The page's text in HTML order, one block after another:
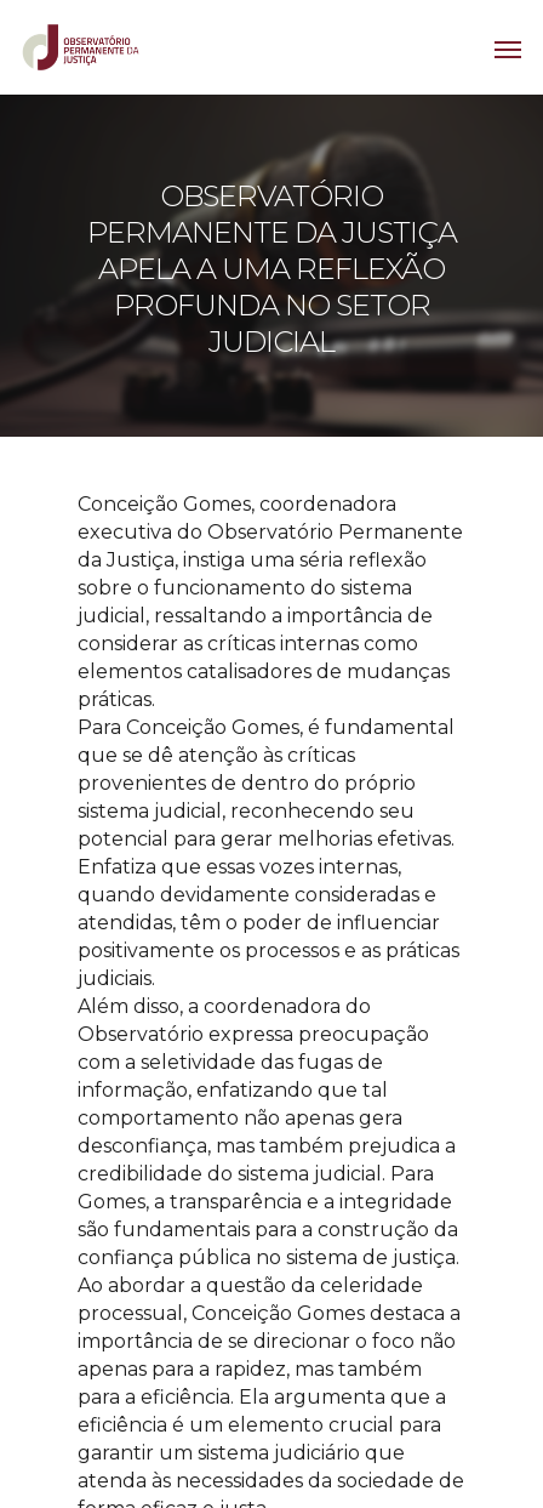
OBSERVATÓRIO
PERMANENTE DA JUSTIÇA
APELA A UMA REFLEXÃO
PROFUNDA NO SETOR
JUDICIAL
Conceição Gomes, coordenadora
executiva do Observatório Permanente
da Justiça, instiga uma séria reflexão
sobre o funcionamento do sistema
judicial, ressaltando a importância de
considerar as críticas internas como
elementos catalisadores de mudanças
práticas.
Para Conceição Gomes, é fundamental
que se dê atenção às críticas
provenientes de dentro do próprio
sistema judicial, reconhecendo seu
potencial para gerar melhorias efetivas.
Enfatiza que essas vozes internas,
quando devidamente consideradas e
atendidas, têm o poder de influenciar
positivamente os processos e as práticas
judiciais.
Além disso, a coordenadora do
Observatório expressa preocupação
com a seletividade das fugas de
informação, enfatizando que tal
comportamento não apenas gera
desconfiança, mas também prejudica a
credibilidade do sistema judicial. Para
Gomes, a transparência e a integridade
são fundamentais para a construção da
confiança pública no sistema de justiça.
Ao abordar a questão da celeridade
processual, Conceição Gomes destaca a
importância de se direcionar o foco não
apenas para a rapidez, mas também
para a eficiência. Ela argumenta que a
eficiência é um elemento crucial para
garantir um sistema judiciário que
atenda às necessidades da sociedade de